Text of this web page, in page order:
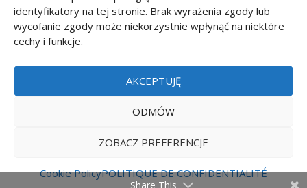
identyfikatory na tej stronie. Brak wyrażenia zgody lub
wycofanie zgody może niekorzystnie wpłynąć na niektóre
cechy i funkcje.
AKCEPTUJĘ
ODMÓW
ZOBACZ PREFERENCJE
Cookie PolicyPOLITIQUE DE CONFIDENTIALITÉ
Corps(27)
Dessins animés
Privacy policy PL|Privacy policy EN
|Privacy policy DE|Privacy policy FR|Privacy
Share This